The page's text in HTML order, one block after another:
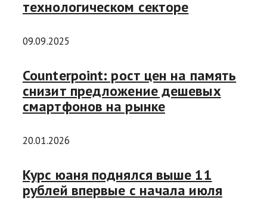
технологическом секторе
09.09.2025
Counterpoint: рост цен на память
снизит предложение дешевых
смартфонов на рынке
20.01.2026
Курс юаня поднялся выше 11
рублей впервые с начала июля